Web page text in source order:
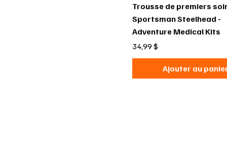
Trousse de premiers
Sportsman Steelhead -
Adventure Medical Kits
Prix
34,99 $
Ajouter au